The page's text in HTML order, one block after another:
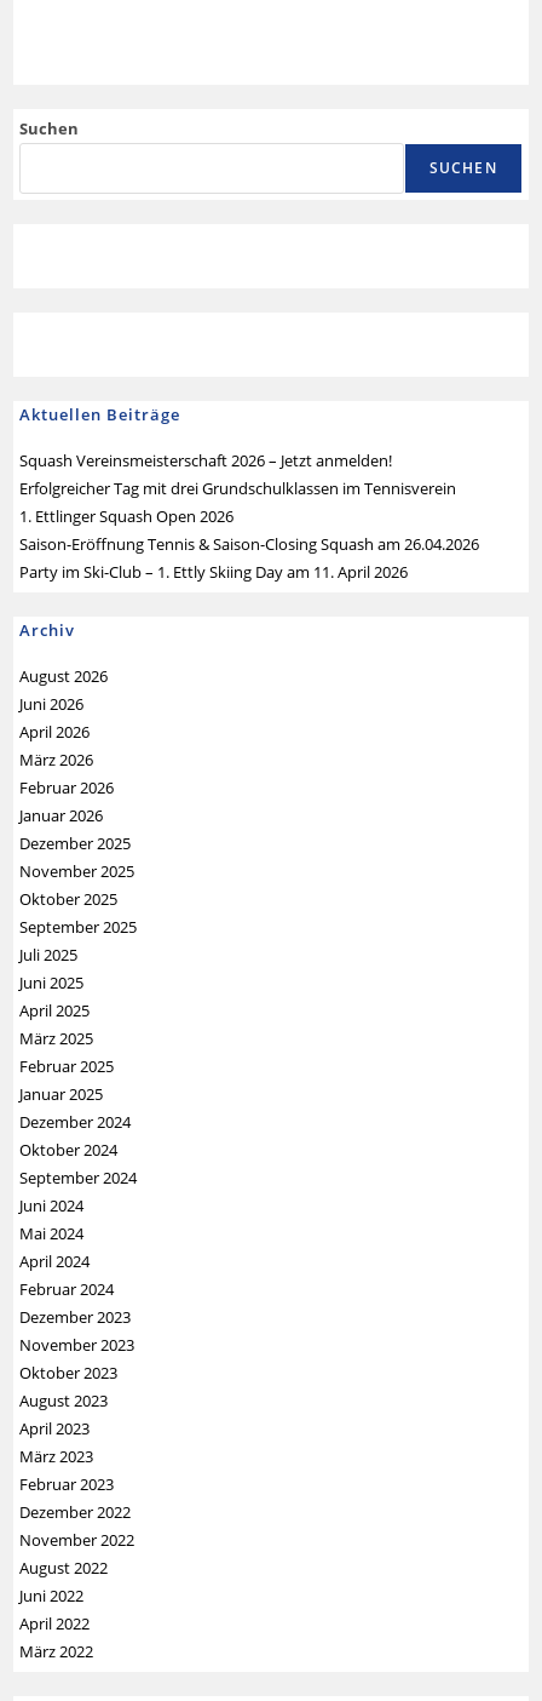
Suchen
SUCHEN
Aktuellen Beiträge
Squash Vereinsmeisterschaft 2026 – Jetzt anmelden!
Erfolgreicher Tag mit drei Grundschulklassen im Tennisverein
1. Ettlinger Squash Open 2026
Saison-Eröffnung Tennis & Saison-Closing Squash am 26.04.2026
Party im Ski-Club – 1. Ettly Skiing Day am 11. April 2026
Archiv
August 2026
Juni 2026
April 2026
März 2026
Februar 2026
Januar 2026
Dezember 2025
November 2025
Oktober 2025
September 2025
Juli 2025
Juni 2025
April 2025
März 2025
Februar 2025
Januar 2025
Dezember 2024
Oktober 2024
September 2024
Juni 2024
Mai 2024
April 2024
Februar 2024
Dezember 2023
November 2023
Oktober 2023
August 2023
April 2023
März 2023
Februar 2023
Dezember 2022
November 2022
August 2022
Juni 2022
April 2022
März 2022